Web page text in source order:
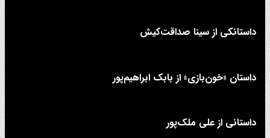
داستانکی از سینا صداقت‌کیش
داستان «خون‌بازی» از بابک ابراهیم‌پور
داستانی از علی‌ ملک‌پور